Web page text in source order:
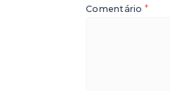
Comentário *